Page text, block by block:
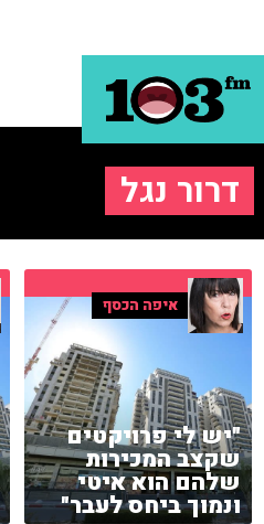
דרור נגל
איפה הכסף
"יש לי פרויקטים
שקצב המכירות
שלהם הוא איטי
ונמוך ביחס לעבר"